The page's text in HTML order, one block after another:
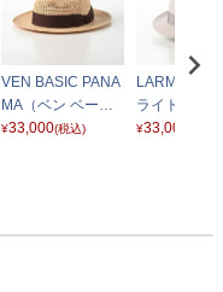
VEN BASIC PANA
MA（ベン ベーシ
ックパナマ）SE58
¥33,000(税込)
LARME（ラ
ライトグレー
¥33,000